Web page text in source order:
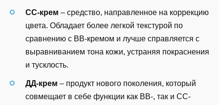
CC-крем – средство, направленное на коррекцию
цвета. Обладает более легкой текстурой по
сравнению с BB-кремом и лучше справляется с
выравниванием тона кожи, устраняя покраснения
и тусклость.
ДД-крем – продукт нового поколения, который
совмещает в себе функции как BB-, так и CC-